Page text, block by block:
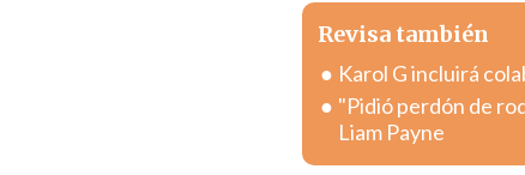
Revisa también
Karol G incluirá
"Pidió perdón de
Liam Payne